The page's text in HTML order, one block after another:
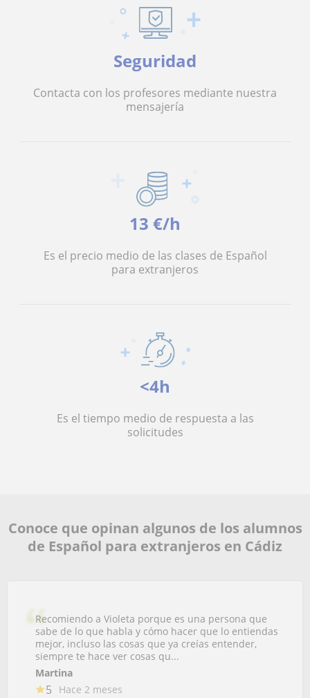
Seguridad
Contacta con los profesores mediante nuestra
mensajería
13 €/h
Es el precio medio de las clases de Español
para extranjeros
<4h
Es el tiempo medio de respuesta a las
solicitudes
Conoce que opinan algunos de los alumnos
de Español para extranjeros en Cádiz
Recomiendo a Violeta porque es una persona que
sabe de lo que habla y cómo hacer que lo entiendas
mejor, incluso las cosas que ya creías entender,
siempre te hace ver cosas qu...
Martina
5 Hace 2 meses